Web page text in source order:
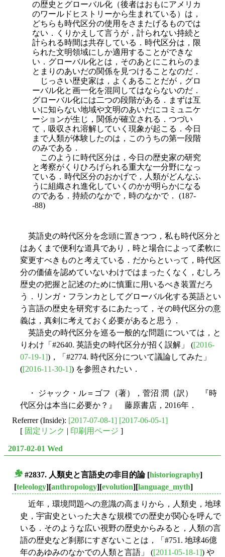
の歴史とグローバル化（後者はおもにアメリカ
のワールドヒストリーから生まれている）は，
どちらも時代区分の使用をさまたげるものでは
ない．くりかえして言うが，計られない持続と
計られる時間は共存している．時代区分は，限
られた文明領域にしか適用することができな
い．グローバル化とは，そのあとにこれらのま
とまりのあいだの関係を見つけることなのだ．
じっさい歴史家は，よくあることだが，グロ
ーバル化と画一化を混同してはならないのだ．
グローバル化には二つの段階がある．まずは互
いに知らない地域や文明のあいだにコミュニケ
ーションが生じ，関係が確立される．つづい
て，吸収され溶解していく現象が起こる．今日
まで人類が体験したのは，このうちの第一段階
のみである．
このように時代区分は，今日の歴史家の研究
と考察がくりひろげられる重大な一分野になっ
ている．時代区分のおかげで，人類がどんなふ
うに組織され進化していくのかが明らかになる
のである．持続のなかで，時のなかで． (187-
-88)
英語史の時代区分を念頭に置きつつ，私も時代区分と
はあくまで便利な道具であり，時と場合によって柔軟に
変更すべきものと考えている．だからといって，時代区
分の価値を認めていないわけではまったくなく，むしろ
歴史の把握と記述のために慎重に用いるべき装置だろ
う．リンガ・フランカとしてグローバル化する英語とい
う言語の歴史を研究するにあたって，その時代区分の意
義は，真剣に考えておく必要があると思う．
英語史の時代区分を巡る一般的な問題については，と
りわけ「#2640. 英語史の時代区分が招く誤解」 ([2016-
07-19-1])，「#2774. 時代区分について議論してみた」
([2016-11-30-1]) を参照されたい．
・ ジャック・ル＝ゴフ（著），菅沼 潤（訳） 『時
代区分は本当に必要か？』 藤原書店，2016年．
Referrer (Inside): [2017-07-08-1] [2017-06-05-1]
[ 固定リンク | 印刷用ページ ]
2017-02-01 Wed
#2837. 人類史と言語史の非目的論[historiography]
[teleology][anthropology][evolution][language_myth]
近年，環境問題への意識の高まりから，人類史，地球
史，宇宙史といった大きな規模での歴史が関心を呼んで
いる．そのような広い視野の歴史からみると，人類の言
語の歴史など刹那にすぎないことは，「#751. 地球46億
年のあゆみのなかでの人類と言語」 ([2011-05-18-1]) や